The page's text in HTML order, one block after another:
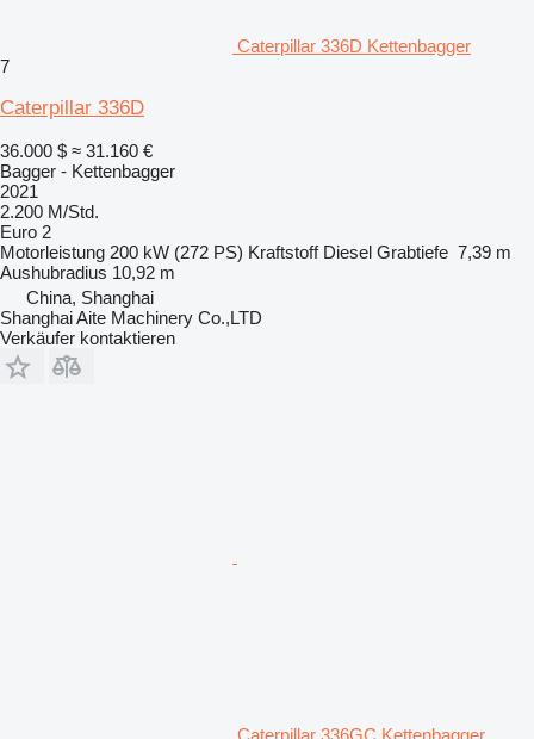
Caterpillar 336D Kettenbagger
7
Caterpillar 336D
36.000 $ ≈ 31.160 €
Bagger - Kettenbagger
2021
2.200 M/Std.
Euro 2
Motorleistung 200 kW (272 PS) Kraftstoff Diesel Grabtiefe 7,39 m
Aushubradius 10,92 m
China, Shanghai
Shanghai Aite Machinery Co.,LTD
Verkäufer kontaktieren
Caterpillar 336GC Kettenbagger